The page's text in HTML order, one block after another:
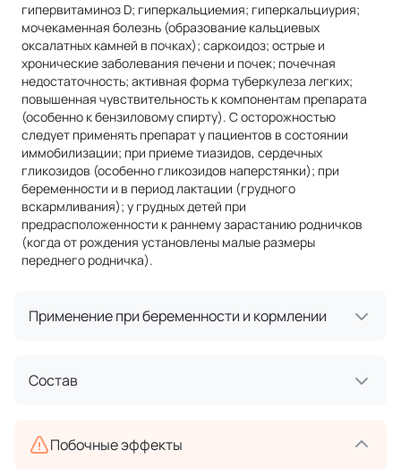
гипервитаминоз D; гиперкальциемия; гиперкальциурия;
мочекаменная болезнь (образование кальциевых
оксалатных камней в почках); саркоидоз; острые и
хронические заболевания печени и почек; почечная
недостаточность; активная форма туберкулеза легких;
повышенная чувствительность к компонентам препарата
(особенно к бензиловому спирту). С осторожностью
следует применять препарат у пациентов в состоянии
иммобилизации; при приеме тиазидов, сердечных
гликозидов (особенно гликозидов наперстянки); при
беременности и в период лактации (грудного
вскармливания); у грудных детей при
предрасположенности к раннему зарастанию родничков
(когда от рождения установлены малые размеры
переднего родничка).
Применение при беременности и кормлении
Состав
Побочные эффекты